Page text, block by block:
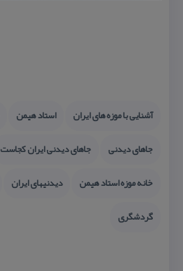
آشنایی با موزه های ایران استاد هیمن
جاهای دیدنی
جاهای دیدنی ایران كجاست
خانه موزه استاد هیمن
دیدنیهای ایران
گردشگری